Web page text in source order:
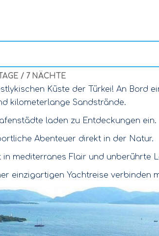
/ 7 NÄCHTE
Küste der Türkei! An Bord
kilometerlange Sandstrände.
laden zu Entdeckungen ein.
Abenteuer direkt in der Natur.
mediterranes Flair und unberührte
einzigartigen Yachtreise verbinden